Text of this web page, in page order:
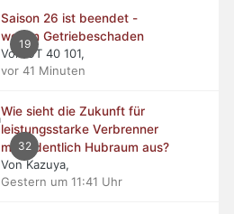
19
Saison 26 ist beendet -
wegen Getriebeschaden
Von GT 40 101,
vor 41 Minuten
32
Wie sieht die Zukunft für
leistungsstarke Verbrenner
mit ordentlich Hubraum aus?
Von Kazuya,
Gestern um 11:41 Uhr